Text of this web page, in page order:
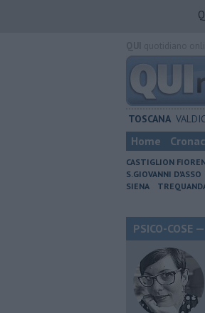
TOSCANA
Home
CASTIGLION
S.GIOVANNI D'ASSO
SIENA
PSICO-